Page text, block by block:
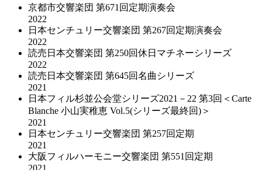
京都市交響楽団 第671回定期演奏会
2022
日本センチュリー交響楽団 第267回定期演奏会
2022
読売日本交響楽団 第250回休日マチネーシリーズ
2022
読売日本交響楽団 第645回名曲シリーズ
2021
日本フィル杉並公会堂シリーズ2021－22 第3回＜Carte
Blanche 小山実稚恵 Vol.5(シリーズ最終回)＞
2021
日本センチュリー交響楽団 第257回定期
2021
大阪フィルハーモニー交響楽団 第551回定期